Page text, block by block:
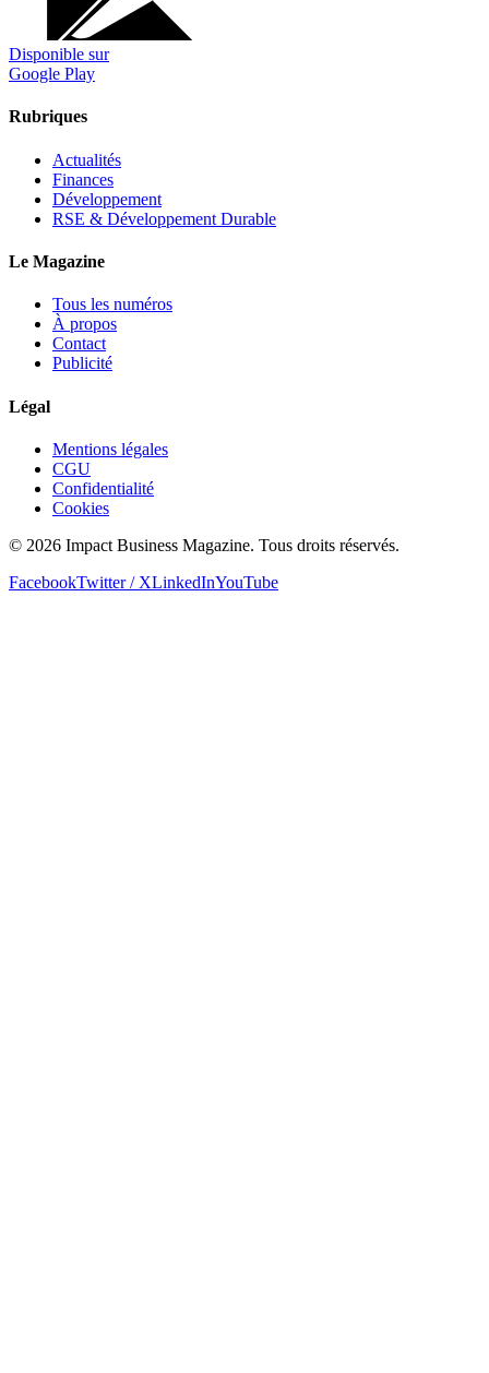
Disponible sur
Google Play
Rubriques
Actualités
Finances
Développement
RSE & Développement Durable
Le Magazine
Tous les numéros
À propos
Contact
Publicité
Légal
Mentions légales
CGU
Confidentialité
Cookies
© 2026 Impact Business Magazine. Tous droits réservés.
FacebookTwitter / XLinkedInYouTube